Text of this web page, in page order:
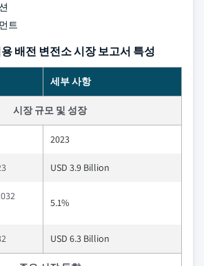
트
배전 변전소 시장 보고서 특성
세부 사항
시장 규모 및 성장
2023
USD 3.9 Billion
5.1%
USD 6.3 Billion